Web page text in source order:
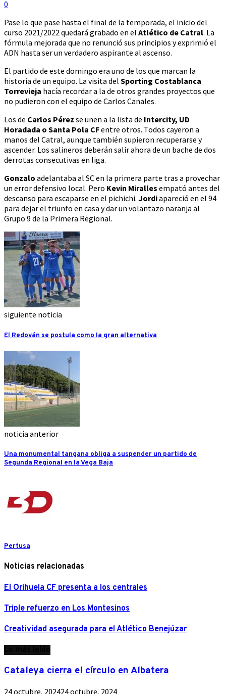
0
Pase lo que pase hasta el final de la temporada, el inicio del
curso 2021/2022 quedará grabado en el Atlético de Catral. La
fórmula mejorada que no renunció sus principios y exprimió el
ADN hasta ser un verdadero aspirante al ascenso.
El partido de este domingo era uno de los que marcan la
historia de un equipo. La visita del Sporting Costablanca
Torrevieja hacía recordar a la de otros grandes proyectos que
no pudieron con el equipo de Carlos Canales.
Los de Carlos Pérez se unen a la lista de Intercity, UD
Horadada o Santa Pola CFentre otros. Todos cayeron a
manos del Catral, aunque también supieron recuperarse y
ascender. Los salineros deberán salir ahora de un bache de dos
derrotas consecutivas en liga.
Gonzalo adelantaba al SC en la primera parte tras a provechar
un error defensivo local. Pero Kevin Miralles empató antes del
descanso para escaparse en el pichichi. Jordiapareció en el 94
para dejar el triunfo en casa y dar un volantazo naranja al
Grupo 9 de la Primera Regional.
siguiente noticia
El Redován se postula como la gran alternativa
noticia anterior
Una monumental tangana obliga a suspender un partido de
Segunda Regional en la Vega Baja
Pertusa
Noticias relacionadas
El Orihuela CF presenta a los centrales
Triple refuerzo en Los Montesinos
Creatividad asegurada para el Atlético Benejúzar
Cataleya cierra el círculo en Albatera
24 octubre, 202424 octubre, 2024